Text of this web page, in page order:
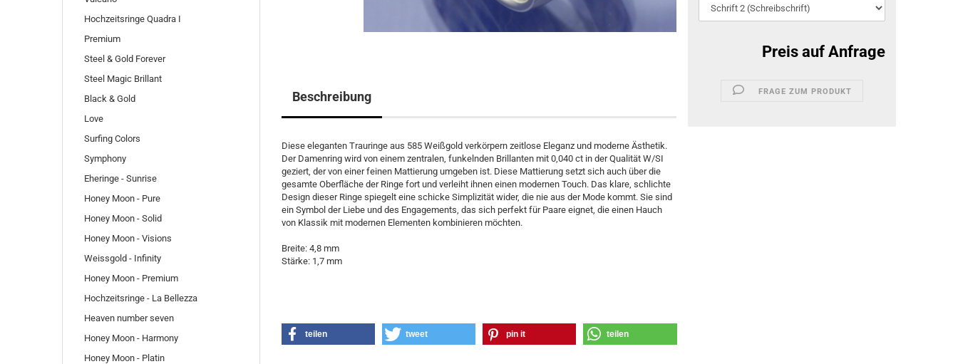
Preis auf Anfrage
FRAGE ZUM PRODUKT
Beschreibung
Diese eleganten Trauringe aus 585 Weißgold verkörpern zeitlose Eleganz und moderne Ästhetik.
Der Damenring wird von einem zentralen, funkelnden Brillanten mit 0,040 ct in der Qualität W/SI
geziert, der von einer feinen Mattierung umgeben ist. Diese Mattierung setzt sich auch über die
gesamte Oberfläche der Ringe fort und verleiht ihnen einen modernen Touch. Das klare, schlichte
Design dieser Ringe spiegelt eine schicke Simplizität wider, die nie aus der Mode kommt. Sie sind
ein Symbol der Liebe und des Engagements, das sich perfekt für Paare eignet, die einen Hauch
von Klassik mit modernen Elementen kombinieren möchten.
Breite: 4,8 mm
Stärke: 1,7 mm
teilen tweet pin it teilen
Hochzeitsringe Quadra I
Premium
Steel & Gold Forever
Steel Magic Brillant
Black & Gold
Love
Surfing Colors
Symphony
Eheringe - Sunrise
Honey Moon - Pure
Honey Moon - Solid
Honey Moon - Visions
Weissgold - Infinity
Honey Moon - Premium
Hochzeitsringe - La Bellezza
Heaven number seven
Honey Moon - Harmony
Honey Moon - Platin